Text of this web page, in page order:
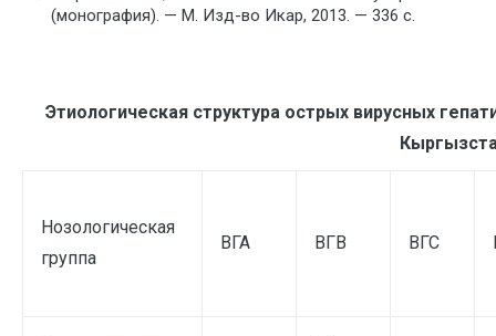
(монография). — М. Изд-во Икар, 2013. — 336 с.
Этиологическая структура острых вирусных
Нозологическая
группа
ВГА ВГВ ВГС